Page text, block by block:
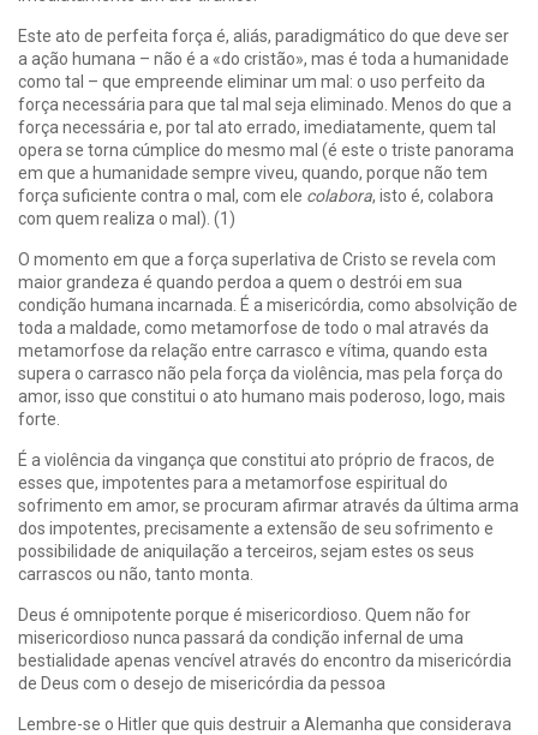
Este ato de perfeita força é, aliás, paradigmático do que deve ser
a ação humana – não é a «do cristão», mas é toda a humanidade
como tal – que empreende eliminar um mal: o uso perfeito da
força necessária para que tal mal seja eliminado. Menos do que a
força necessária e, por tal ato errado, imediatamente, quem tal
opera se torna cúmplice do mesmo mal (é este o triste panorama
em que a humanidade sempre viveu, quando, porque não tem
força suficiente contra o mal, com ele colabora, isto é, colabora
com quem realiza o mal). (1)
O momento em que a força superlativa de Cristo se revela com
maior grandeza é quando perdoa a quem o destrói em sua
condição humana incarnada. É a misericórdia, como absolvição de
toda a maldade, como metamorfose de todo o mal através da
metamorfose da relação entre carrasco e vítima, quando esta
supera o carrasco não pela força da violência, mas pela força do
amor, isso que constitui o ato humano mais poderoso, logo, mais
forte.
É a violência da vingança que constitui ato próprio de fracos, de
esses que, impotentes para a metamorfose espiritual do
sofrimento em amor, se procuram afirmar através da última arma
dos impotentes, precisamente a extensão de seu sofrimento e
possibilidade de aniquilação a terceiros, sejam estes os seus
carrascos ou não, tanto monta.
Deus é omnipotente porque é misericordioso. Quem não for
misericordioso nunca passará da condição infernal de uma
bestialidade apenas vencível através do encontro da misericórdia
de Deus com o desejo de misericórdia da pessoa
Lembre-se o Hitler que quis destruir a Alemanha que considerava